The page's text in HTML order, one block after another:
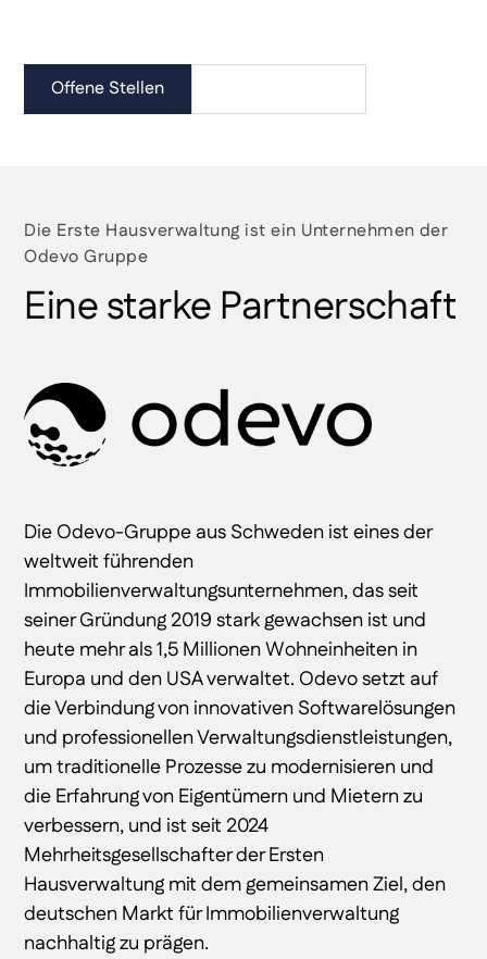
Offene Stellen
Die Erste Hausverwaltung ist ein Unternehmen der
Odevo Gruppe
Eine starke Partnerschaft
Die Odevo-Gruppe aus Schweden ist eines der
weltweit führenden
Immobilienverwaltungsunternehmen, das seit
seiner Gründung 2019 stark gewachsen ist und
heute mehr als 1,5 Millionen Wohneinheiten in
Europa und den USA verwaltet. Odevo setzt auf
die Verbindung von innovativen Softwarelösungen
und professionellen Verwaltungsdienstleistungen,
um traditionelle Prozesse zu modernisieren und
die Erfahrung von Eigentümern und Mietern zu
verbessern, und ist seit 2024
Mehrheitsgesellschafter der Ersten
Hausverwaltung mit dem gemeinsamen Ziel, den
deutschen Markt für Immobilienverwaltung
nachhaltig zu prägen.